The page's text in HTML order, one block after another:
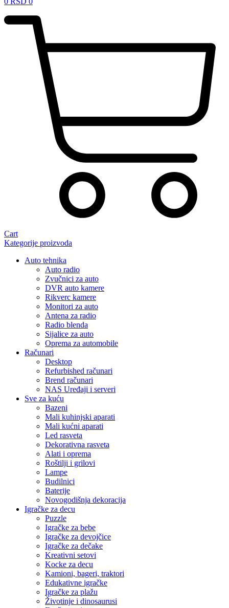
Cart
Kategorije proizvoda
Auto tehnika
Auto radio
Zvučnici za auto
DVR auto kamere
Rikverc kamere
Monitori za auto
Antena za radio
Radio blenda
Sijalice za auto
Oprema za automobile
Računari
Desktop
Refurbished računari
Brend računari
NAS Uređaji i serveri
Sve za kuću
Bazeni
Mali kuhinjski aparati
Mali kućni aparati
Led rasveta
Dekorativna rasveta
Alati i oprema
Roštilji i grilovi
Lampe
Budilnici
Baterije
Novogodišnja dekoracija
Igračke za decu
Puzzle
Igračke za bebe
Igračke za devojčice
Igračke za dečake
Kreativni setovi
Kocke za decu
Kamioni, bageri, traktori
Edukativne igračke
Igračke za plažu
Životinje i dinosaurusi